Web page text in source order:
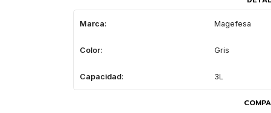
Marca: Magefesa
Color: Gris
Capacidad: 3L